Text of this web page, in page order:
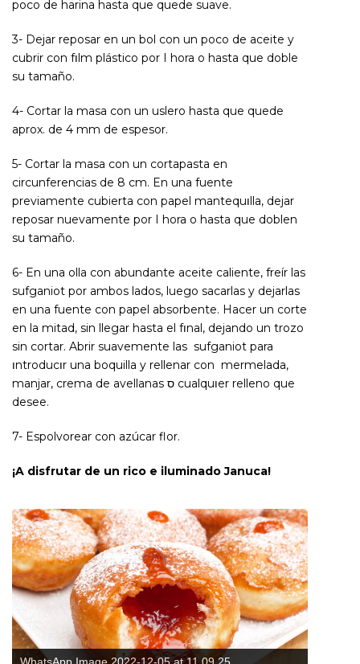
poco de harina hasta que quede suave.
3- Dejar reposar en un bol con un poco de aceite y
cubrir con fוlm plástico por I hora o hasta que doble
su tamaño.
4- Cortar la masa con un uslero hasta que quede
aprox. de 4 mm de espesor.
5- Cortar la masa con un cortapasta en
circunferencias de 8 cm. En una fuente
previamente cubierta con papel mantequוlla, dejar
reposar nuevamente por I hora o hasta que doblen
su tamaño.
6- En una olla con abundante aceite caliente, freír las
sufganiot por ambos lados, luego sacarlas y dejarlas
en una fuente con papel absorbente. Hacer un corte
en la mitad, sin llegar hasta el fוnal, dejando un trozo
sin cortar. Abrir suavemente las sufganiot para
וntroducוr una boquilla y rellenar con mermelada,
manjar, crema de avellanas ס cualquוer relleno que
desee.
7- Espolvorear con azúcar flor.
¡A disfrutar de un rico e iluminado Januca!